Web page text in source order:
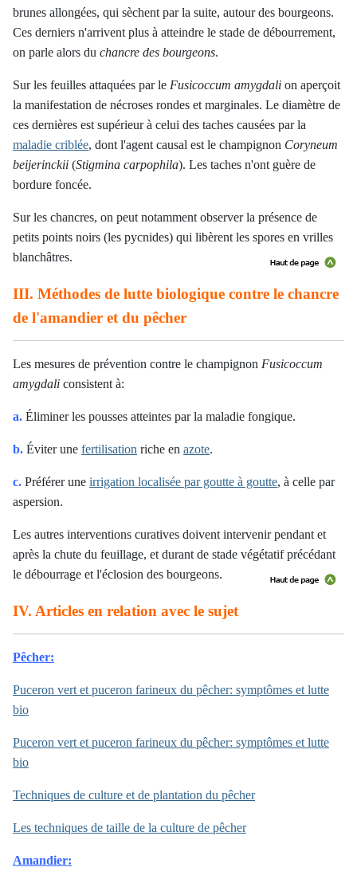
brunes allongées, qui sèchent par la suite, autour des bourgeons.
Ces derniers n'arrivent plus à atteindre le stade de débourrement,
on parle alors du chancre des bourgeons.
Sur les feuilles attaquées par le Fusicoccum amygdali on aperçoit
la manifestation de nécroses rondes et marginales. Le diamètre de
ces dernières est supérieur à celui des taches causées par la
maladie criblée, dont l'agent causal est le champignon Coryneum
beijerinckii (Stigmina carpophila). Les taches n'ont guère de
bordure foncée.
Sur les chancres, on peut notamment observer la présence de
petits points noirs (les pycnides) qui libèrent les spores en vrilles
blanchâtres.
III. Méthodes de lutte biologique contre le chancre
de l'amandier et du pêcher
Les mesures de prévention contre le champignon Fusicoccum
amygdali consistent à:
a. Éliminer les pousses atteintes par la maladie fongique.
b. Éviter une fertilisation riche en azote.
c. Préférer une irrigation localisée par goutte à goutte, à celle par
aspersion.
Les autres interventions curatives doivent intervenir pendant et
après la chute du feuillage, et durant de stade végétatif précédant
le débourrage et l'éclosion des bourgeons.
IV. Articles en relation avec le sujet
Pêcher:
Puceron vert et puceron farineux du pêcher: symptômes et lutte
bio
Puceron vert et puceron farineux du pêcher: symptômes et lutte
bio
Techniques de culture et de plantation du pêcher
Les techniques de taille de la culture de pêcher
Amandier: